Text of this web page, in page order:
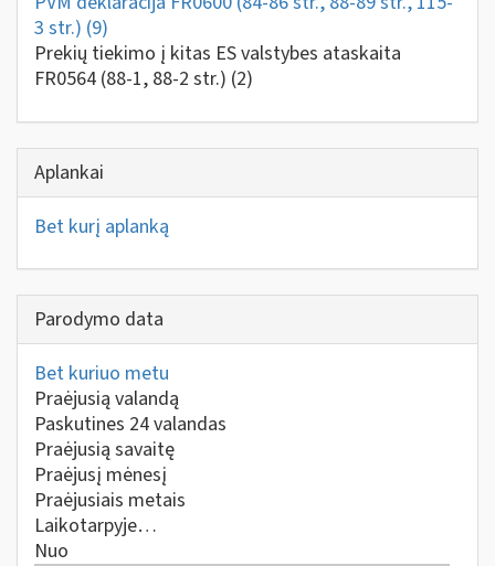
3 str.) (9)
Prekių tiekimo į kitas ES valstybes ataskaita
FR0564 (88-1, 88-2 str.) (2)
Aplankai
Bet kurį aplanką
Parodymo data
Bet kuriuo metu
Praėjusią valandą
Paskutines 24 valandas
Praėjusią savaitę
Praėjusį mėnesį
Praėjusiais metais
Laikotarpyje…
Nuo